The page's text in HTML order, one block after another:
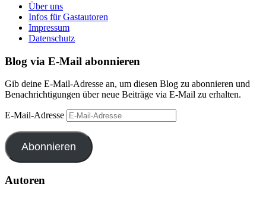
Über uns
Infos für Gastautoren
Impressum
Datenschutz
Blog via E-Mail abonnieren
Gib deine E-Mail-Adresse an, um diesen Blog zu abonnieren und
Benachrichtigungen über neue Beiträge via E-Mail zu erhalten.
E-Mail-Adresse
Abonnieren
Autoren